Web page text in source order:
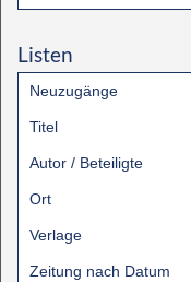
Listen
Neuzugänge
Titel
Autor / Beteiligte
Ort
Verlage
Zeitung nach Datum